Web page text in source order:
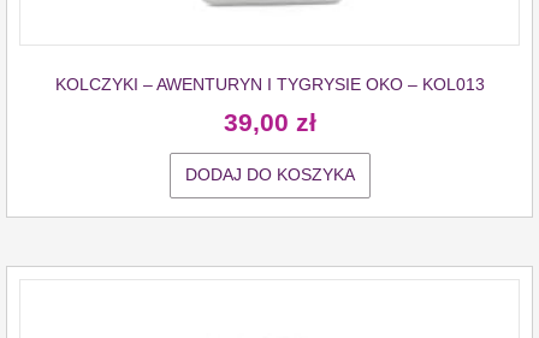
KOLCZYKI – AWENTURYN I TYGRYSIE OKO – KOL013
39,00 zł
DODAJ DO KOSZYKA